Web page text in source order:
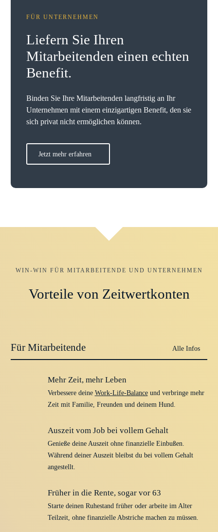
FÜR UNTERNEHMEN
Liefern Sie Ihren
Mitarbeitenden einen echten
Benefit.
Binden Sie Ihre Mitarbeitenden langfristig an Ihr
Unternehmen mit einem einzigartigen Benefit, den sie
sich privat nicht ermöglichen können.
Jetzt mehr erfahren
WIN-WIN FÜR MITARBEITENDE UND UNTERNEHMEN
Vorteile von Zeitwertkonten
Für Mitarbeitende
Mehr Zeit, mehr Leben
Verbessere deine Work-Life-Balanceund verbringe mehr
Zeit mit Familie, Freunden und deinem Hund.
Auszeit vom Job bei vollem Gehalt
Genieße deine Auszeit ohne finanzielle Einbußen.
Während deiner Auszeit bleibst du bei vollem Gehalt
angestellt.
Früher in die Rente, sogar vor 63
Starte deinen Ruhestand früher oder arbeite im Alter
Teilzeit, ohne finanzielle Abstriche machen zu müssen.